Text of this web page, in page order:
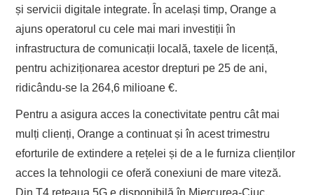
și servicii digitale integrate. În același timp, Orange a
ajuns operatorul cu cele mai mari investiții în
infrastructura de comunicații locală, taxele de licență,
pentru achiziționarea acestor drepturi pe 25 de ani,
ridicându-se la 264,6 milioane €.
Pentru a asigura acces la conectivitate pentru cât mai
mulți clienți, Orange a continuat și în acest trimestru
eforturile de extindere a rețelei și de a le furniza clienților
acces la tehnologii ce oferă conexiuni de mare viteză.
Din T4 rețeaua 5G e disponibilă în Miercurea-Ciuc,